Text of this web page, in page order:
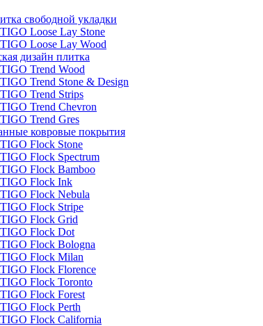
свободной укладки
Loose Lay Stone
Loose Lay Wood
дизайн плитка
Trend Wood
Trend Stone & Design
Trend Strips
Trend Chevron
Trend Gres
ковровые покрытия
Flock Stone
Flock Spectrum
Flock Bamboo
Flock Ink
Flock Nebula
Flock Stripe
Flock Grid
Flock Dot
Flock Bologna
Flock Milan
Flock Florence
Flock Toronto
Flock Forest
Flock Perth
Flock California